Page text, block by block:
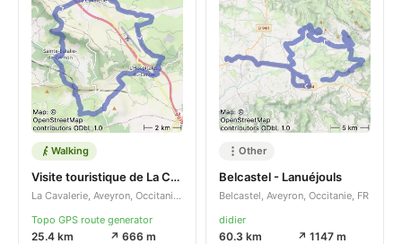
Walking
Visite touristique de La Cavalerie - Sainte-Eulalie-de-Cernon
La Cavalerie, Aveyron, Occitanie, FR
Topo GPS route generator
25.4 km ↗ 666 m
Other
Belcastel - Lanuéjouls
Belcastel, Aveyron, Occitanie, FR
didier
60.3 km ↗ 1147 m